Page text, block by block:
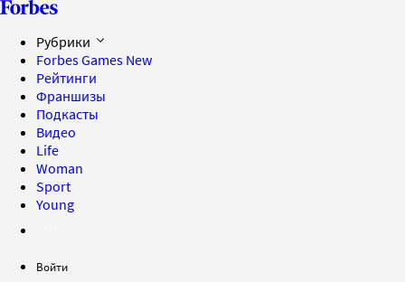
Рубрики
Forbes Games New
Рейтинги
Франшизы
Подкасты
Видео
Life
Woman
Sport
Young
Войти